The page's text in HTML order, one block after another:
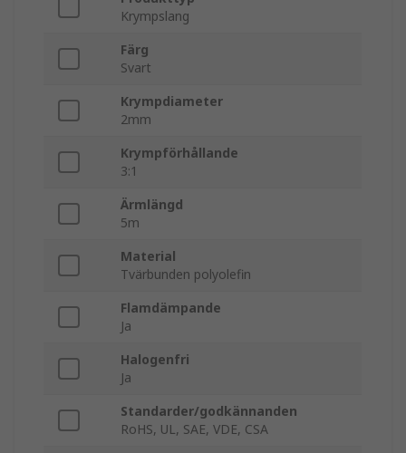
Krympslang
Färg
Svart
Krympdiameter
2mm
Krympförhållande
3:1
Ärmlängd
5m
Material
Tvärbunden polyolefin
Flamdämpande
Ja
Halogenfri
Ja
Standarder/godkännanden
RoHS, UL, SAE, VDE, CSA